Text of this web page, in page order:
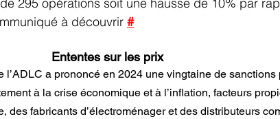
295 opérations soit une hausse de 10% par
à découvrir #
Ententes sur les prix
l’ADLC a prononcé en 2024 une vingtaine de sanctions
à la crise économique et à l’inflation, facteurs
des fabricants d’électroménager et des distributeurs